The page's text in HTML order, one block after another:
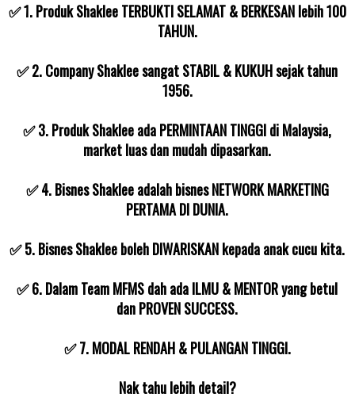
✅ 1. Produk Shaklee TERBUKTI SELAMAT & BERKESAN lebih 100
TAHUN.
✅ 2. Company Shaklee sangat STABIL & KUKUH sejak tahun
1956.
✅ 3. Produk Shaklee ada PERMINTAAN TINGGI di Malaysia,
market luas dan mudah dipasarkan.
✅ 4. Bisnes Shaklee adalah bisnes NETWORK MARKETING
PERTAMA DI DUNIA.
✅ 5. Bisnes Shaklee boleh DIWARISKAN kepada anak cucu kita.
✅ 6. Dalam Team MFMS dah ada ILMU & MENTOR yang betul
dan PROVEN SUCCESS.
✅ 7. MODAL RENDAH & PULANGAN TINGGI.
Nak tahu lebih detail?